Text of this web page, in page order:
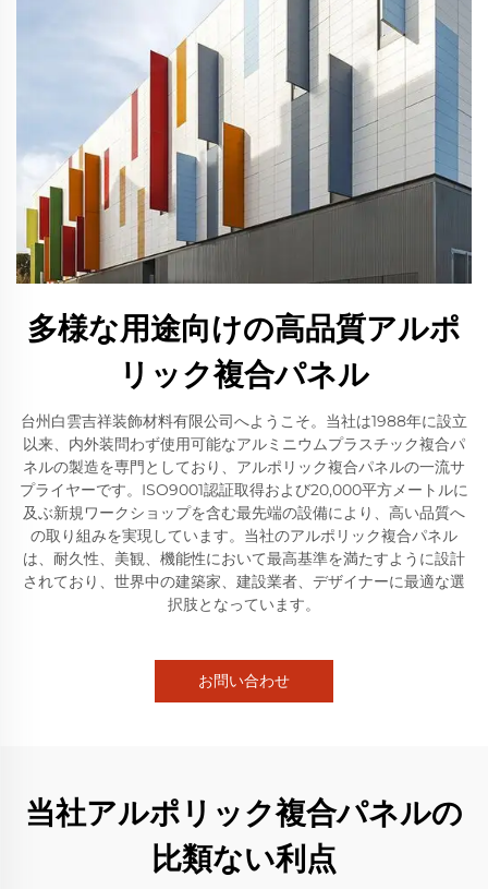
多様な用途向けの高品質アルポ
リック複合パネル
台州白雲吉祥装飾材料有限公司へようこそ。当社は1988年に設立
以来、内外装問わず使用可能なアルミニウムプラスチック複合パ
ネルの製造を専門としており、アルポリック複合パネルの一流サ
プライヤーです。ISO9001認証取得および20,000平方メートルに
及ぶ新規ワークショップを含む最先端の設備により、高い品質へ
の取り組みを実現しています。当社のアルポリック複合パネル
は、耐久性、美観、機能性において最高基準を満たすように設計
されており、世界中の建築家、建設業者、デザイナーに最適な選
択肢となっています。
お問い合わせ
当社アルポリック複合パネルの
比類ない利点